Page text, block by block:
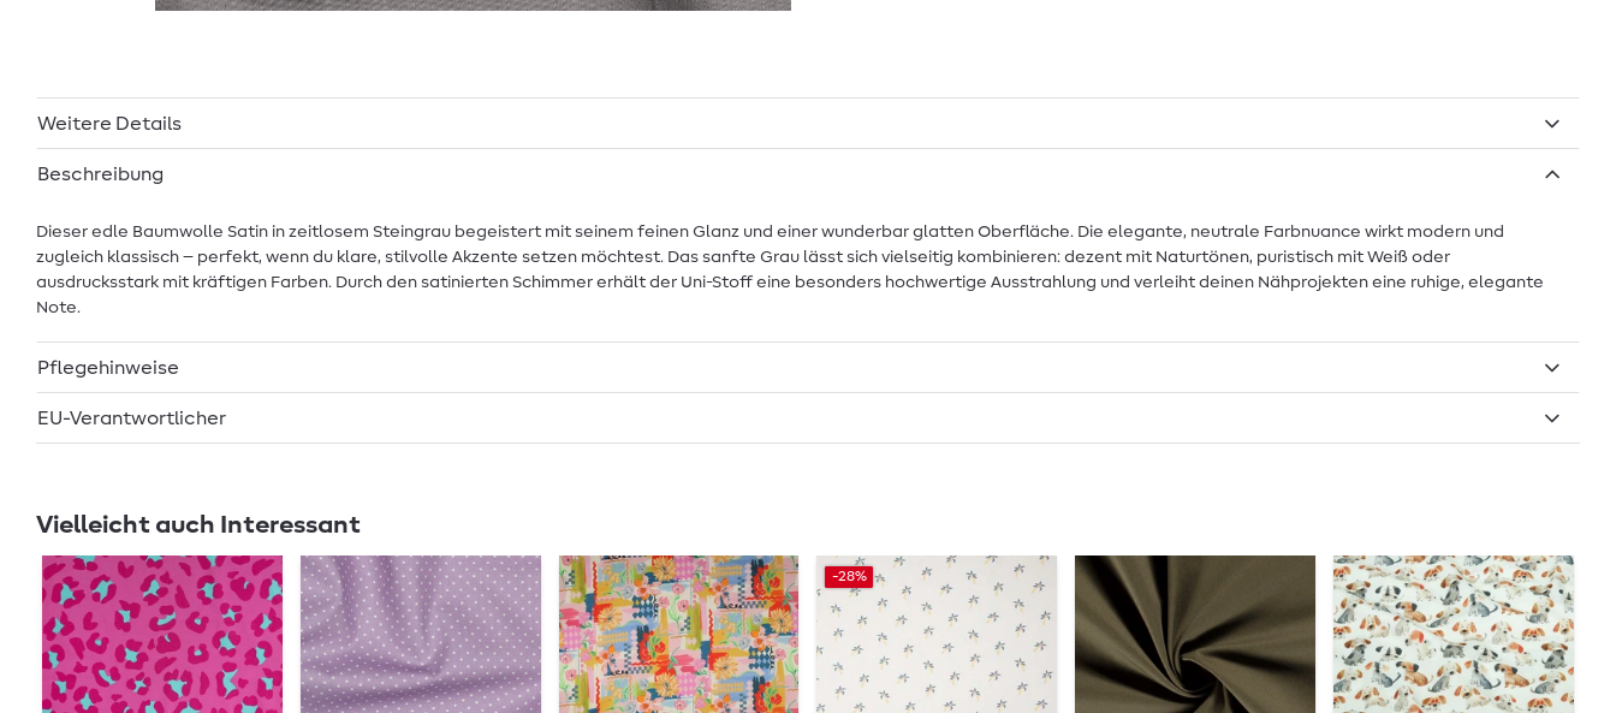
Weitere Details
Beschreibung
Dieser edle Baumwolle Satin in zeitlosem Steingrau begeistert mit seinem feinen Glanz und einer wunderbar glatten Oberfläche. Die elegante, neutrale Farbnuance wirkt modern und
zugleich klassisch – perfekt, wenn du klare, stilvolle Akzente setzen möchtest. Das sanfte Grau lässt sich vielseitig kombinieren: dezent mit Naturtönen, puristisch mit Weiß oder
ausdrucksstark mit kräftigen Farben. Durch den satinierten Schimmer erhält der Uni-Stoff eine besonders hochwertige Ausstrahlung und verleiht deinen Nähprojekten eine ruhige, elegante
Note.
Pflegehinweise
EU-Verantwortlicher
Vielleicht auch Interessant
-28%